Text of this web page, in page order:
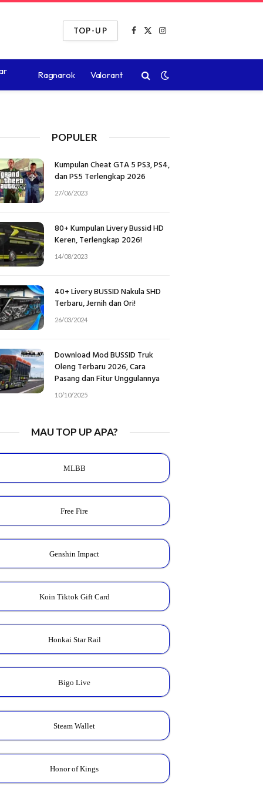
TOP-UP
Facebook
X
Instagram
Ragnarok Valorant
POPULER
Kumpulan Cheat GTA 5 PS3, PS4,
dan PS5 Terlengkap 2026
27/06/2023
80+ Kumpulan Livery Bussid HD
Keren, Terlengkap 2026!
14/08/2023
40+ Livery BUSSID Nakula SHD
Terbaru, Jernih dan Ori!
26/03/2024
Download Mod BUSSID Truk
Oleng Terbaru 2026, Cara
Pasang dan Fitur Unggulannya
10/10/2025
MAU TOP UP APA?
MLBB
Free Fire
Genshin Impact
Koin Tiktok Gift Card
Honkai Star Rail
Bigo Live
Steam Wallet
Honor of Kings